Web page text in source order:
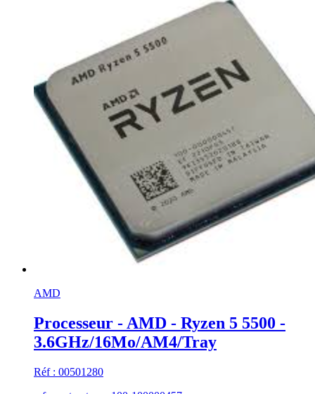
AMD
Processeur - AMD - Ryzen 5 5500 -
3.6GHz/16Mo/AM4/Tray
Réf : 00501280